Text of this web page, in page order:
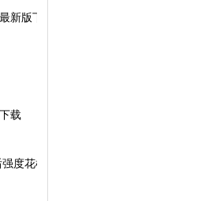
新版下载系列
载
度花样视频app最新版下载